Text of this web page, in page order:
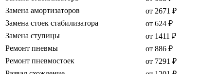
Замена амортизаторов
от 2671 ₽
Замена стоек стабилизатора
от 624 ₽
Замена ступицы
от 1411 ₽
Ремонт пневмы
от 886 ₽
Ремонт пневмостоек
от 7291 ₽